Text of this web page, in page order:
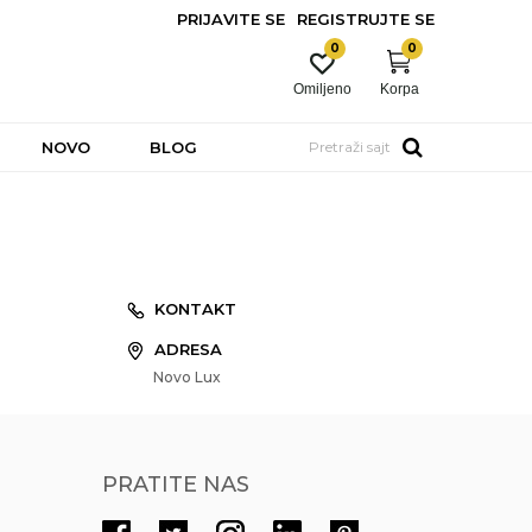
PRIJAVITE SE REGISTRUJTE SE
Korpa
0
Omiljeno
0
NOVO BLOG Pretraži sajt
KONTAKT
ADRESA
Novo Lux
PRATITE NAS